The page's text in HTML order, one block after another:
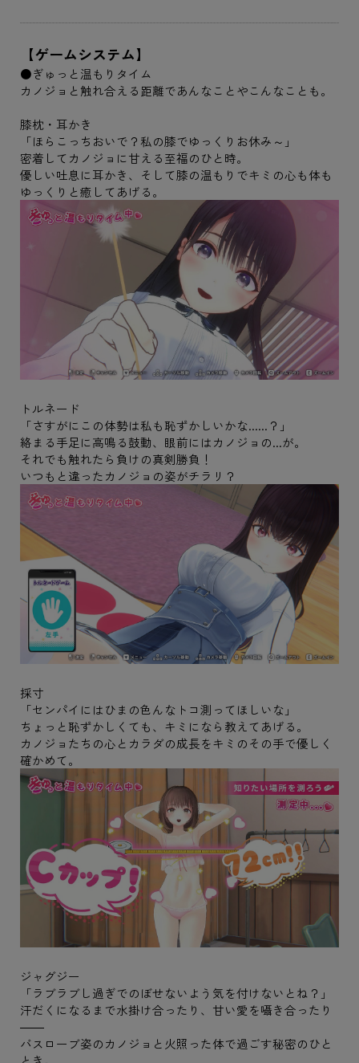
【ゲームシステム】
●ぎゅっと温もりタイム
カノジョと触れ合える距離であんなことやこんなことも。
膝枕・耳かき
「ほらこっちおいで？私の膝でゆっくりお休み～」
密着してカノジョに甘える至福のひと時。
優しい吐息に耳かき、そして膝の温もりでキミの心も体も
ゆっくりと癒してあげる。
トルネード
「さすがにこの体勢は私も恥ずかしいかな......？」
絡まる手足に高鳴る鼓動、眼前にはカノジョの...が。
それでも触れたら負けの真剣勝負！
いつもと違ったカノジョの姿がチラリ？
採寸
「センパイにはひまの色んなトコ測ってほしいな」
ちょっと恥ずかしくても、キミになら教えてあげる。
カノジョたちの心とカラダの成長をキミのその手で優しく
確かめて。
ジャグジー
「ラブラブし過ぎでのぼせないよう気を付けないとね？」
汗だくになるまで水掛け合ったり、甘い愛を囁き合ったり
――
バスローブ姿のカノジョと火照った体で過ごす秘密のひと